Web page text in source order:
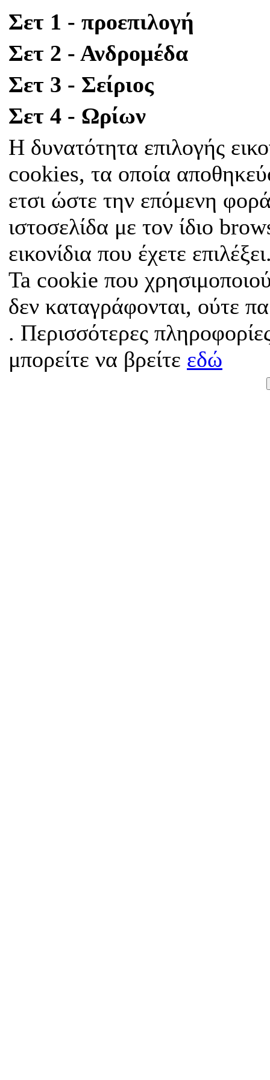
Σετ 1 - προεπιλογή
Σετ 2 - Ανδρομέδα
Σετ 3 - Σείριος
Σετ 4 - Ωρίων
Η δυνατότητα επιλογής
cookies, τα οποία
ετσι ώστε την επόμενη
ιστοσελίδα με τον ίδιο
εικονίδια που έχετε
Ta cookie που
δεν καταγράφονται, ούτε
. Περισσότερες
μπορείτε να βρείτε εδώ